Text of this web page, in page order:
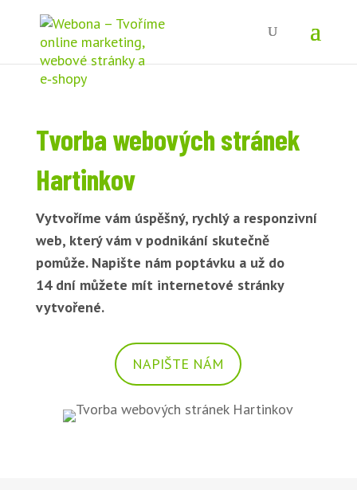
Tvorba webových stránek
Hartinkov
Vytvoříme vám úspěšný, rychlý a responzivní
web, který vám v podnikání skutečně
pomůže. Napište nám poptávku a už do
14 dní můžete mít internetové stránky
vytvořené.
NAPIŠTE NÁM